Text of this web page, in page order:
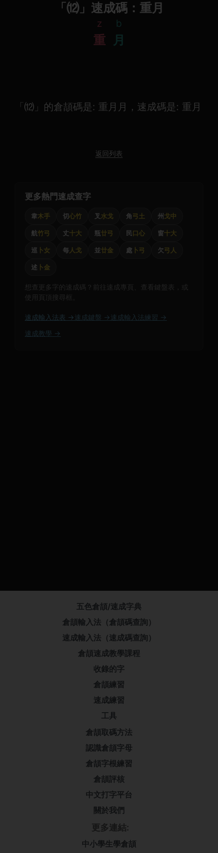
「⑿」速成碼：重月
z
重
b
月
「⑿」的倉頡碼是: 重月月，速成碼是: 重月
返回列表
更多熱門速成查字
韋木手 切心竹 叉 水戈 角弓土 州 戈中
航竹弓 丈十大 瓶廿弓 民口心 窗十大
巡 卜女 每人戈 並廿金 處 卜弓 欠弓人
述 卜金
想查更多字的速成碼？前往速成專頁、查看鍵盤表，或
使用頁頂搜尋框。
速成輸入法表 → 速成鍵盤 → 速成輸入法練習 →
速成教學 →
五色倉頡/速成字典
倉頡輸入法（倉頡碼查詢）
速成輸入法（速成碼查詢）
倉頡速成教學課程
收錄的字
倉頡練習
速成練習
工具
倉頡取碼方法
認識倉頡字母
倉頡字根練習
倉頡評核
中文打字平台
關於我們
更多連結:
中小學生學倉頡